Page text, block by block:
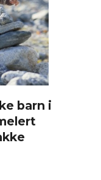
barn i